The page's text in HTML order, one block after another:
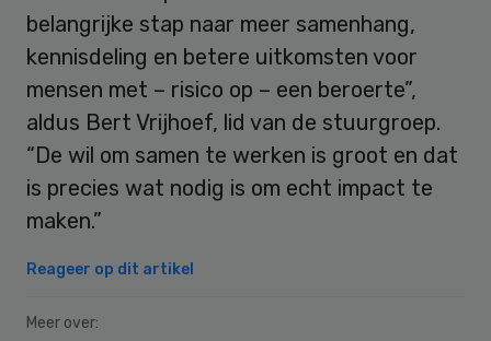
belangrijke stap naar meer samenhang,
kennisdeling en betere uitkomsten voor
mensen met – risico op – een beroerte”,
aldus Bert Vrijhoef, lid van de stuurgroep.
“De wil om samen te werken is groot en dat
is precies wat nodig is om echt impact te
maken.”
Reageer op dit artikel
Meer over: